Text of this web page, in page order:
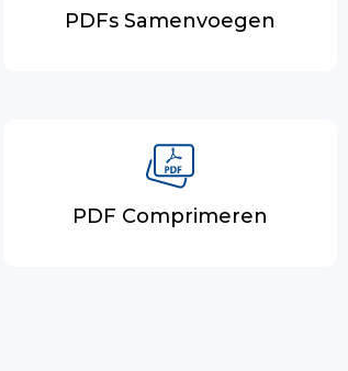
PDFs Samenvoegen
PDF Comprimeren